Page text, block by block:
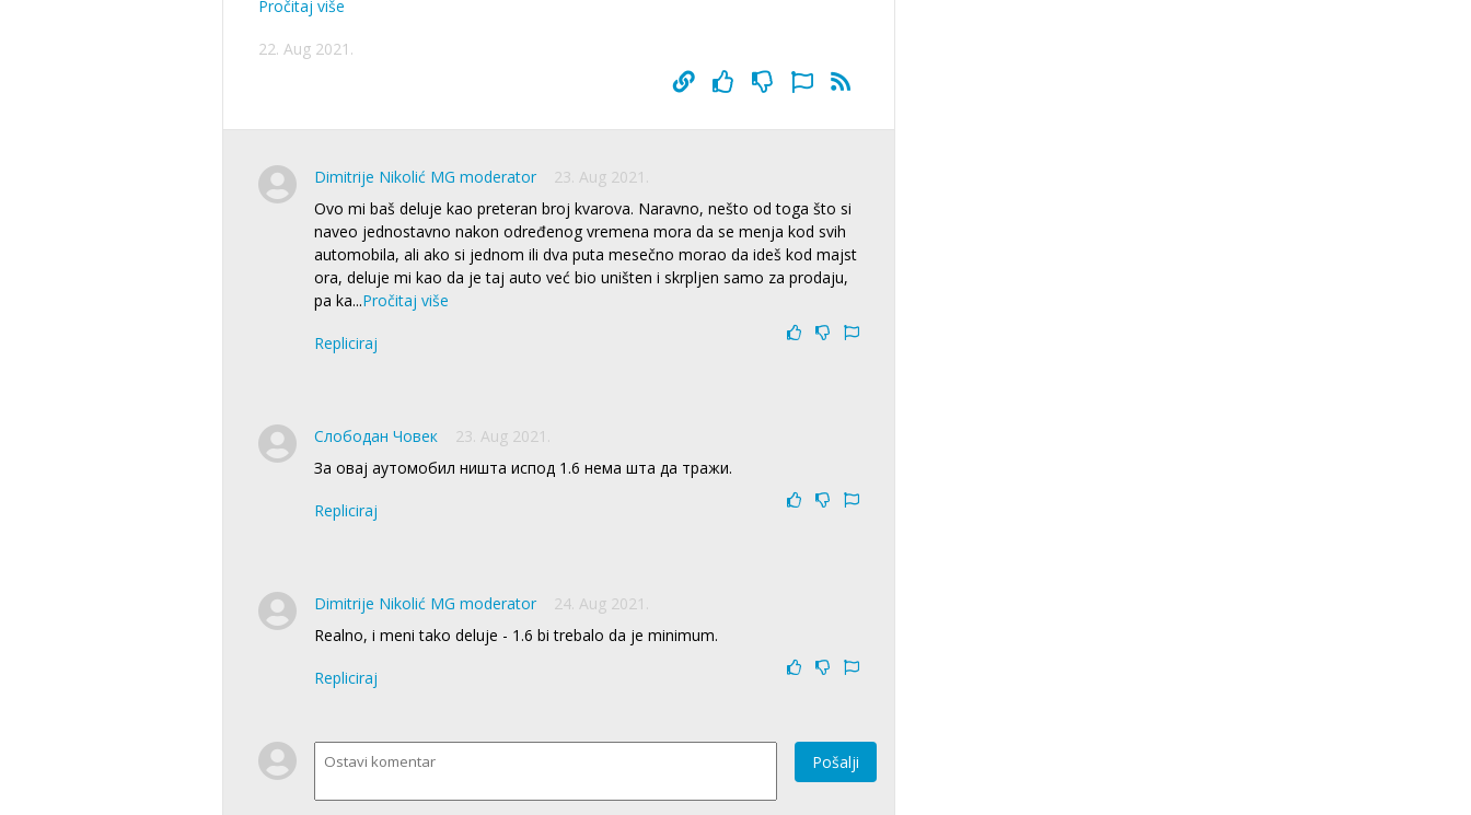
Pročitaj više
22. Aug 2021.
Dimitrije Nikolić MG moderator
23. Aug 2021.
Ovo mi baš deluje kao preteran broj kvarova. Naravno, nešto od toga što si
naveo jednostavno nakon određenog vremena mora da se menja kod svih
automobila, ali ako si jednom ili dva puta mesečno morao da ideš kod majst
ora, deluje mi kao da je taj auto već bio uništen i skrpljen samo za prodaju,
pa ka...Pročitaj više
Repliciraj
Слободан Човек
23. Aug 2021.
За овај аутомобил ништа испод 1.6 нема шта да тражи.
Repliciraj
Dimitrije Nikolić MG moderator
24. Aug 2021.
Realno, i meni tako deluje - 1.6 bi trebalo da je minimum.
Repliciraj
Pošalji